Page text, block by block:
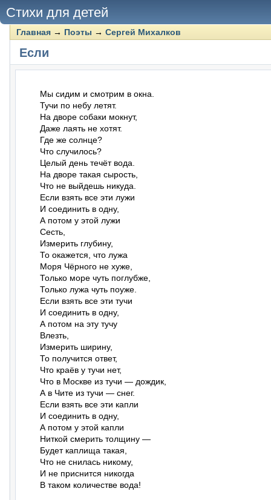
Стихи для детей
Главная → Поэты → Сергей Михалков
Если
Мы сидим и смотрим в окна.
Тучи по небу летят.
На дворе собаки мокнут,
Даже лаять не хотят.
Где же солнце?
Что случилось?
Целый день течёт вода.
На дворе такая сырость,
Что не выйдешь никуда.
Если взять все эти лужи
И соединить в одну,
А потом у этой лужи
Сесть,
Измерить глубину,
То окажется, что лужа
Моря Чёрного не хуже,
Только море чуть поглубже,
Только лужа чуть поуже.
Если взять все эти тучи
И соединить в одну,
А потом на эту тучу
Влезть,
Измерить ширину,
То получится ответ,
Что краёв у тучи нет,
Что в Москве из тучи — дождик,
А в Чите из тучи — снег.
Если взять все эти капли
И соединить в одну,
А потом у этой капли
Ниткой смерить толщину —
Будет каплища такая,
Что не снилась никому,
И не приснится никогда
В таком количестве вода!